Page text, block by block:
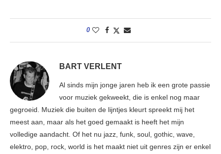
0
BART VERLENT
Al sinds mijn jonge jaren heb ik een grote passie
voor muziek gekweekt, die is enkel nog maar
gegroeid. Muziek die buiten de lijntjes kleurt spreekt mij het
meest aan, maar als het goed gemaakt is heeft het mijn
volledige aandacht. Of het nu jazz, funk, soul, gothic, wave,
elektro, pop, rock, world is het maakt niet uit genres zijn er enkel